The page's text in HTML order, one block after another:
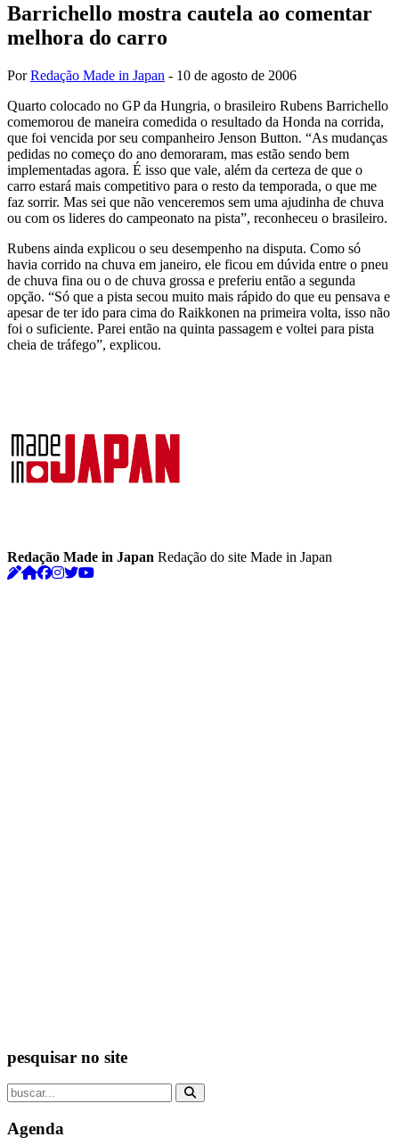
Barrichello mostra cautela ao comentar
melhora do carro
PorRedação Made in Japan - 10 de agosto de 2006
Quarto colocado no GP da Hungria, o brasileiro Rubens Barrichello
comemorou de maneira comedida o resultado da Honda na corrida,
que foi vencida por seu companheiro Jenson Button. “As mudanças
pedidas no começo do ano demoraram, mas estão sendo bem
implementadas agora. É isso que vale, além da certeza de que o
carro estará mais competitivo para o resto da temporada, o que me
faz sorrir. Mas sei que não venceremos sem uma ajudinha de chuva
ou com os lideres do campeonato na pista”, reconheceu o brasileiro.
Rubens ainda explicou o seu desempenho na disputa. Como só
havia corrido na chuva em janeiro, ele ficou em dúvida entre o pneu
de chuva fina ou o de chuva grossa e preferiu então a segunda
opção. “Só que a pista secou muito mais rápido do que eu pensava e
apesar de ter ido para cima do Raikkonen na primeira volta, isso não
foi o suficiente. Parei então na quinta passagem e voltei para pista
cheia de tráfego”, explicou.
Redação Made in Japan Redação do site Made in Japan
pesquisar no site
Agenda